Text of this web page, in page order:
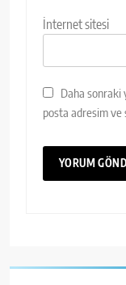
İnternet sitesi
Daha sonraki
posta adresim ve